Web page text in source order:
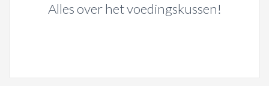
Alles over het voedingskussen!